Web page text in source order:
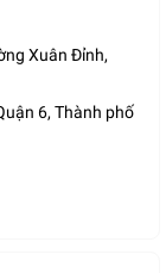
Xuân Đỉnh,
6, Thành phố